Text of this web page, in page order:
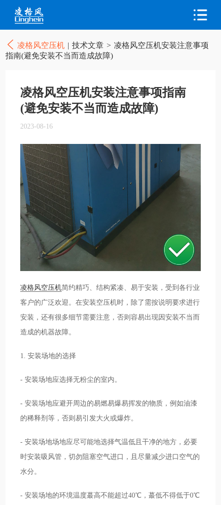
凌格风空压机 | 技术文章 > 凌格风空压机安装注意事项
指南(避免安装不当而造成故障)
凌格风空压机安装注意事项指南
(避免安装不当而造成故障)
2023-08-16
凌格风空压机简约精巧、结构紧凑、易于安装，受到各行业
客户的广泛欢迎。在安装空压机时，除了需按说明要求进行
安装，还有很多细节需要注意，否则容易出现因安装不当而
造成的机器故障。
1. 安装场地的选择
- 安装场地应选择无粉尘的室内。
- 安装场地应避开周边的易燃易爆易挥发的物质，例如油漆
的稀释剂等，否则易引发大火或爆炸。
- 安装场地场地应尽可能地选择气温低且干净的地方，必要
时安装吸风管，切勿阻塞空气进口，且尽量减少进口空气的
水分。
- 安装场地的环境温度蕞高不能超过40℃，蕞低不得低于0℃